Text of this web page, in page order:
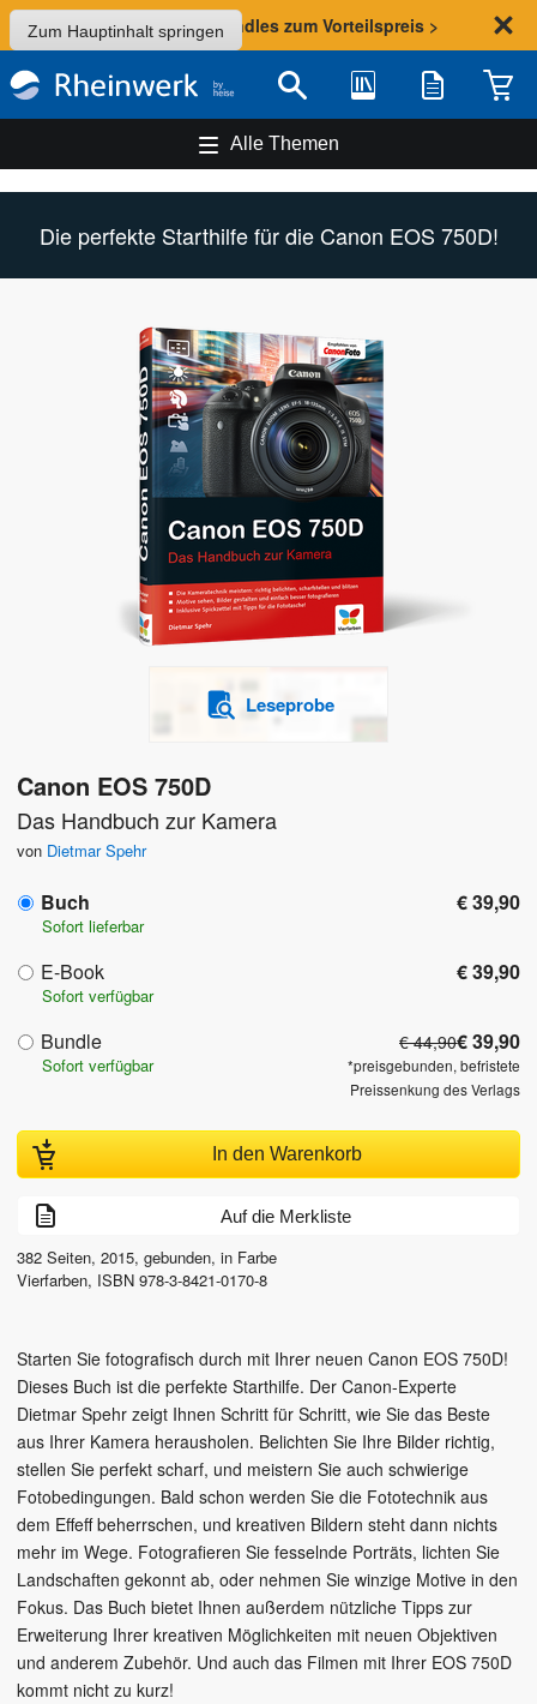
Zum Hauptinhalt springen
Sommer-Aktion: Bundles zum Vorteilspreis >
Suche Bibliothek Merkliste
Alle Themen
Die perfekte Starthilfe für die Canon EOS 750D!
Leseprobe
Canon EOS 750D
Das Handbuch zur Kamera
von Dietmar Spehr
Buch € 39,90
Sofort lieferbar
E-Book € 39,90
Sofort verfügbar
Bundle € 44,90€ 39,90
*preisgebunden, befristete
Preissenkung des Verlags
Sofort verfügbar
In den Warenkorb
Auf die Merkliste
382 Seiten, 2015, gebunden, in Farbe
Vierfarben, ISBN 978-3-8421-0170-8
Starten Sie fotografisch durch mit Ihrer neuen Canon EOS 750D!
Dieses Buch ist die perfekte Starthilfe. Der Canon-Experte
Dietmar Spehr zeigt Ihnen Schritt für Schritt, wie Sie das Beste
aus Ihrer Kamera herausholen. Belichten Sie Ihre Bilder richtig,
stellen Sie perfekt scharf, und meistern Sie auch schwierige
Fotobedingungen. Bald schon werden Sie die Fototechnik aus
dem Effeff beherrschen, und kreativen Bildern steht dann nichts
mehr im Wege. Fotografieren Sie fesselnde Porträts, lichten Sie
Landschaften gekonnt ab, oder nehmen Sie winzige Motive in den
Fokus. Das Buch bietet Ihnen außerdem nützliche Tipps zur
Erweiterung Ihrer kreativen Möglichkeiten mit neuen Objektiven
und anderem Zubehör. Und auch das Filmen mit Ihrer EOS 750D
kommt nicht zu kurz!